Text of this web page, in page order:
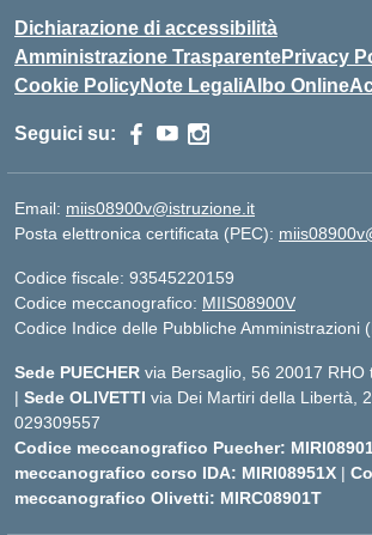
Dichiarazione di accessibilità
Amministrazione TrasparentePrivacy
Cookie PolicyNote LegaliAlbo Online
Seguici su:
Email: miis08900v@istruzione.it
Posta elettronica certificata (PEC):
Codice fiscale: 93545220159
Codice meccanografico: MIIS08900V
Codice Indice delle Pubbliche Amministrazioni
Sede PUECHER via Bersaglio, 56 20017 RHO
| Sede OLIVETTI via Dei Martiri della Libertà,
029309557
Codice meccanografico Puecher:
meccanografico corso IDA: MIRI08951X |
meccanografico Olivetti: MIRC08901T